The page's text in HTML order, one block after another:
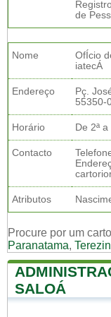
de
Nome
OfÍcio
iatecÁ
Endereço
Pç.
55350-
Horário De 2ª
Contacto
Atributos
Procure por um
Paranatama,
SALOÁ